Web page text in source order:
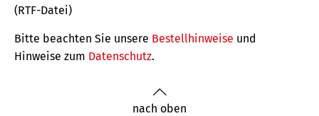
(RTF-Datei)
Bitte beachten Sie unsere Bestellhinweise und
Hinweise zum Datenschutz.
nach oben